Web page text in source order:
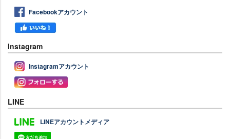
Facebookアカウント
Instagram
Instagramアカウント
LINE
LINEアカウントメディア